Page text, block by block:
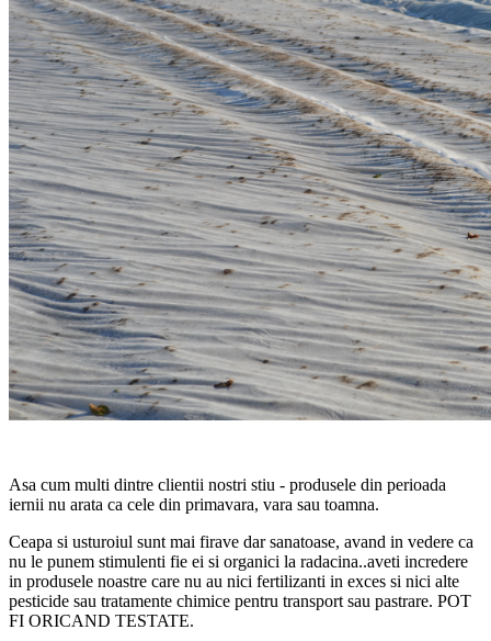
Asa cum multi dintre clientii nostri stiu - produsele din perioada
iernii nu arata ca cele din primavara, vara sau toamna.
Ceapa si usturoiul sunt mai firave dar sanatoase, avand in vedere ca
nu le punem stimulenti fie ei si organici la radacina..aveti incredere
in produsele noastre care nu au nici fertilizanti in exces si nici alte
pesticide sau tratamente chimice pentru transport sau pastrare. POT
FI ORICAND TESTATE.